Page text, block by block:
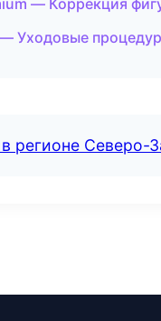
— Коррекция
Уходовые
регионе Северо-